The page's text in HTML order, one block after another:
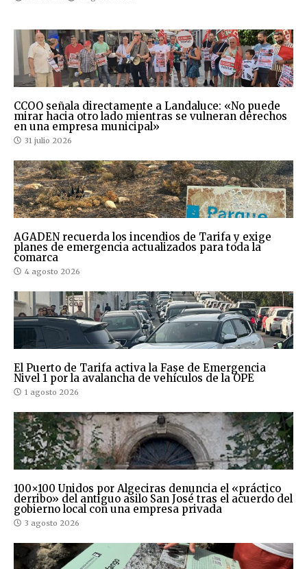
CCOO señala directamente a Landaluce: «No puede
mirar hacia otro lado mientras se vulneran derechos
en una empresa municipal»
31 julio 2026
AGADEN recuerda los incendios de Tarifa y exige
planes de emergencia actualizados para toda la
comarca
4 agosto 2026
El Puerto de Tarifa activa la Fase de Emergencia
Nivel 1 por la avalancha de vehículos de la OPE
1 agosto 2026
100×100 Unidos por Algeciras denuncia el «práctico
derribo» del antiguo asilo San José tras el acuerdo del
gobierno local con una empresa privada
3 agosto 2026